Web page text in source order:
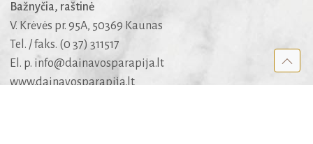
Bažnyčia, raštinė
V. Krėvės pr. 95A, 50369 Kaunas
Tel. / faks. (0 37) 311517
El. p. info@dainavosparapija.lt
www.dainavosparapija.lt